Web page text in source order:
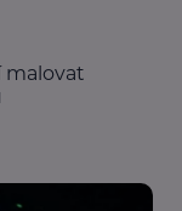
malovat